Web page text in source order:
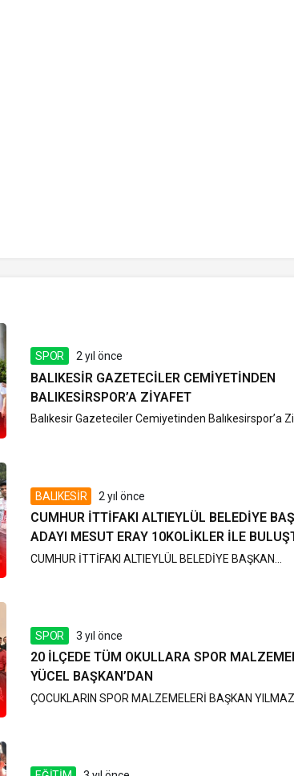
SPOR 2 yıl önce
BALIKESIR GAZETECILER CEMIYETINDEN
BALIKESIRSPOR’A ZIYAFET
Balıkesir Gazeteciler Cemiyetinden Balıkesirspor’a
BALIKESİR 2 yıl önce
CUMHUR İTTİFAKI ALTIEYLÜL BELEDİYE
ADAYI MESUT ERAY 10KOLİKLER İLE
CUMHUR İTTİFAKI ALTIEYLÜL BELEDİYE BAŞKAN...
SPOR 3 yıl önce
20 İLÇEDE TÜM OKULLARA SPOR
YÜCEL BAŞKAN’DAN
ÇOCUKLARIN SPOR MALZEMELERİ BAŞKAN